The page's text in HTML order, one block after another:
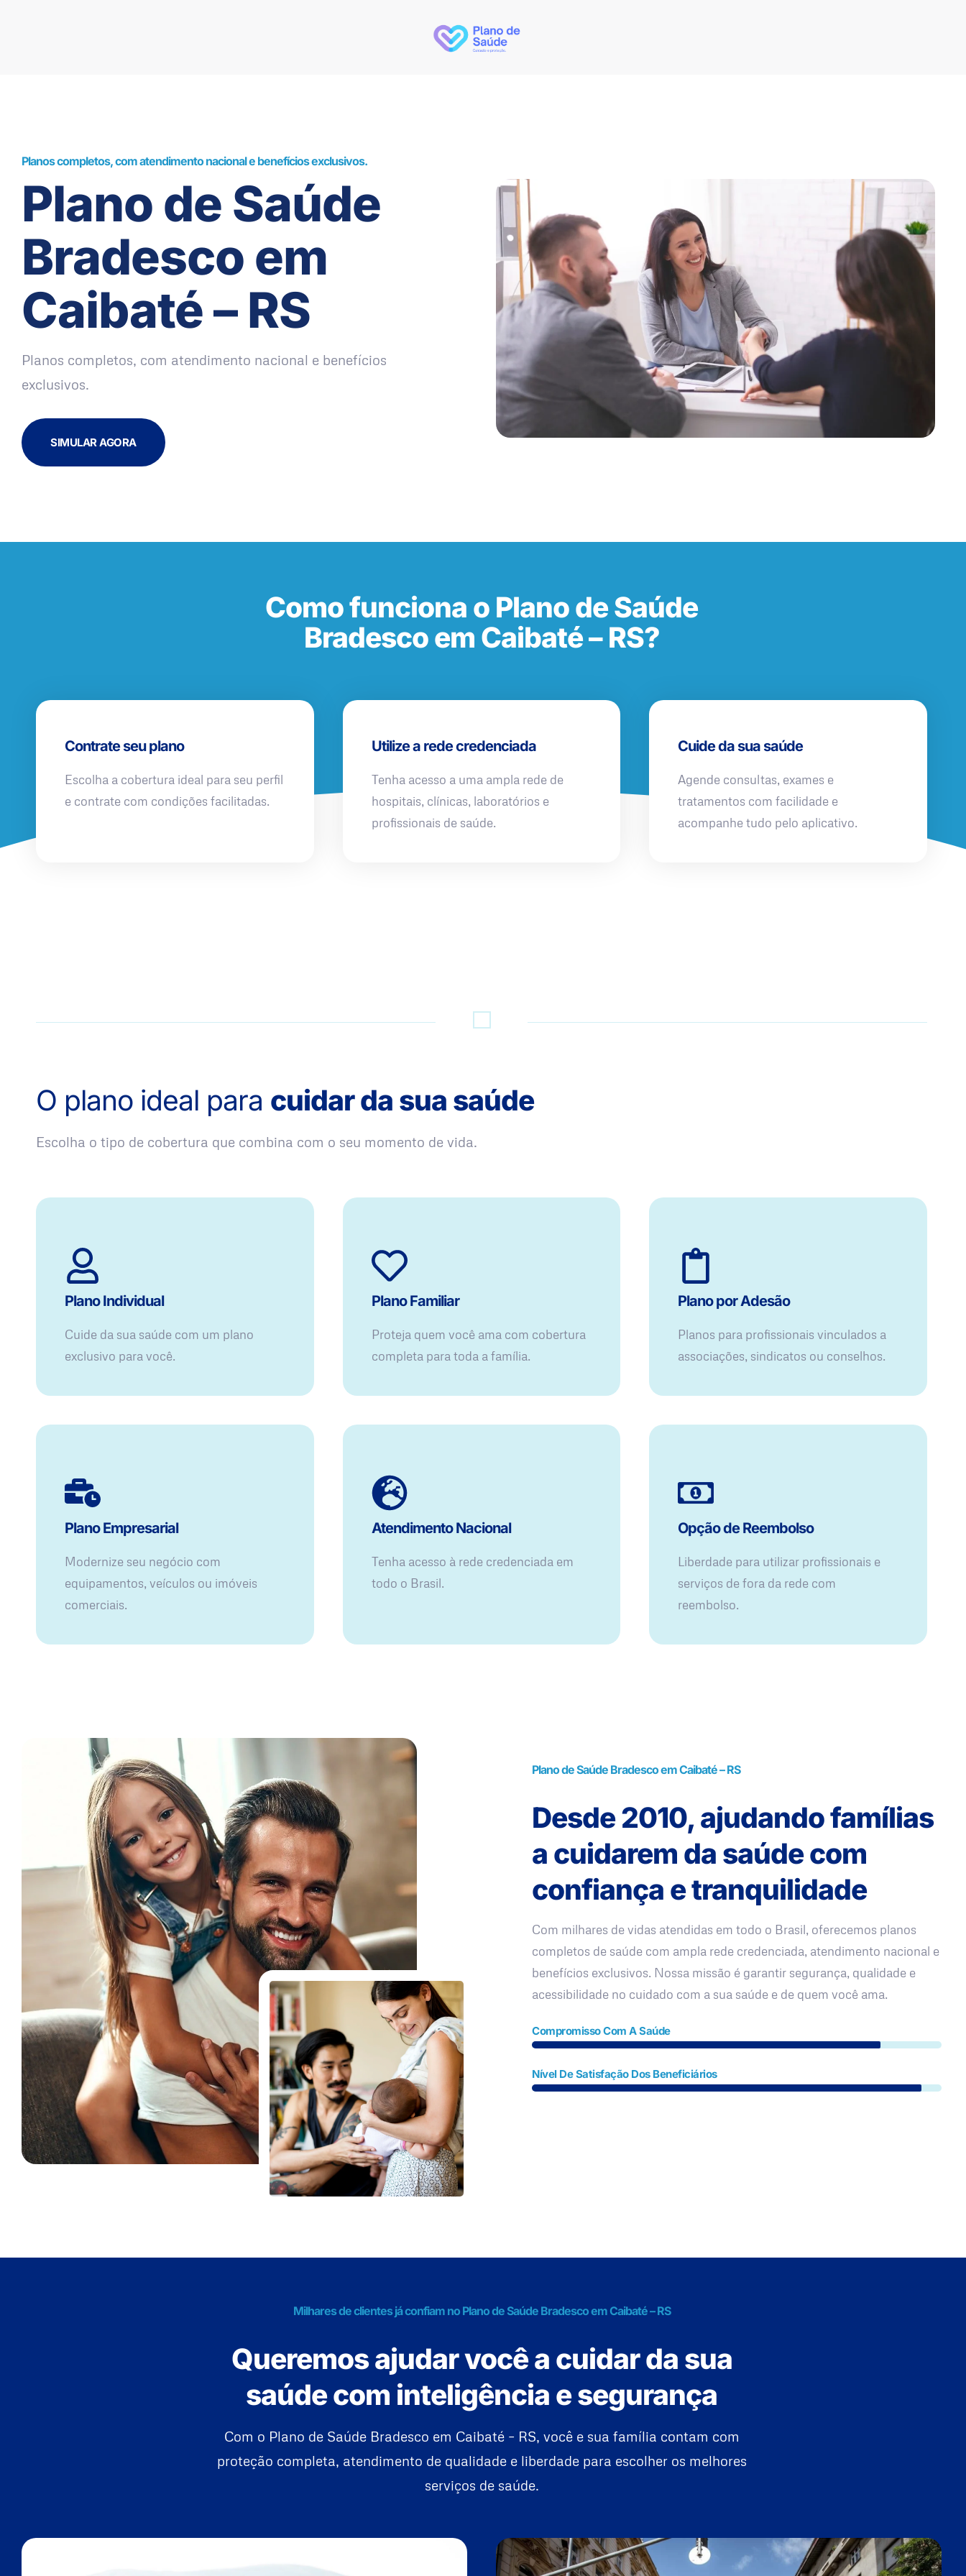
Planos completos, com atendimento nacional e benefícios exclusivos.
Plano de Saúde
Bradesco em
Caibaté – RS
Planos completos, com atendimento nacional e benefícios
exclusivos.
SIMULAR AGORA
Como funciona o Plano de Saúde
Bradesco em Caibaté – RS?
Contrate seu plano
Escolha a cobertura ideal para seu perfil
e contrate com condições facilitadas.
Utilize a rede credenciada
Tenha acesso a uma ampla rede de
hospitais, clínicas, laboratórios e
profissionais de saúde.
Cuide da sua saúde
Agende consultas, exames e
tratamentos com facilidade e
acompanhe tudo pelo aplicativo.
O plano ideal para cuidar da sua saúde
Escolha o tipo de cobertura que combina com o seu momento de vida.
Plano Individual
Cuide da sua saúde com um plano
exclusivo para você.
Plano Familiar
Proteja quem você ama com cobertura
completa para toda a família.
Plano por Adesão
Planos para profissionais vinculados a
associações, sindicatos ou conselhos.
Plano Empresarial
Modernize seu negócio com
equipamentos, veículos ou imóveis
comerciais.
Atendimento Nacional
Tenha acesso à rede credenciada em
todo o Brasil.
Opção de Reembolso
Liberdade para utilizar profissionais e
serviços de fora da rede com
reembolso.
Plano de Saúde Bradesco em Caibaté – RS
Desde 2010, ajudando famílias
a cuidarem da saúde com
confiança e tranquilidade
Com milhares de vidas atendidas em todo o Brasil, oferecemos planos
completos de saúde com ampla rede credenciada, atendimento nacional e
benefícios exclusivos. Nossa missão é garantir segurança, qualidade e
acessibilidade no cuidado com a sua saúde e de quem você ama.
Compromisso Com A Saúde
Nível De Satisfação Dos Beneficiários
Milhares de clientes já confiam no Plano de Saúde Bradesco em Caibaté – RS
Queremos ajudar você a cuidar da sua
saúde com inteligência e segurança
Com o Plano de Saúde Bradesco em Caibaté – RS, você e sua família contam com
proteção completa, atendimento de qualidade e liberdade para escolher os melhores
serviços de saúde.